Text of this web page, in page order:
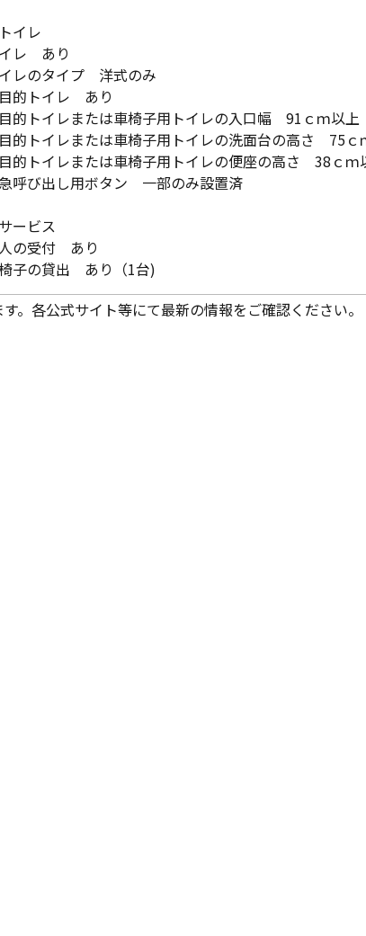
イレ
レ あり
レのタイプ 洋式のみ
的トイレ あり
的トイレまたは車椅子用トイレの入口幅 91ｃｍ以上
的トイレまたは車椅子用トイレの洗面台の高さ 75ｃ
的トイレまたは車椅子用トイレの便座の高さ 38ｃｍ
呼び出し用ボタン 一部のみ設置済
ービス
の受付 あり
子の貸出 あり（1台)
。各公式サイト等にて最新の情報をご確認ください。